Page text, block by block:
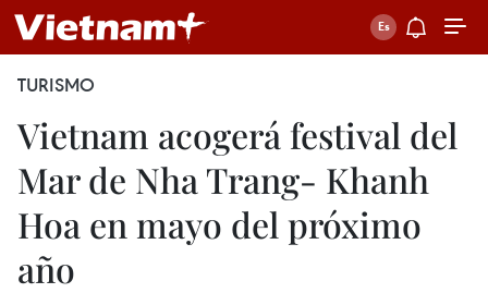
TURISMO
Vietnam acogerá festival del
Mar de Nha Trang- Khanh
Hoa en mayo del próximo
año